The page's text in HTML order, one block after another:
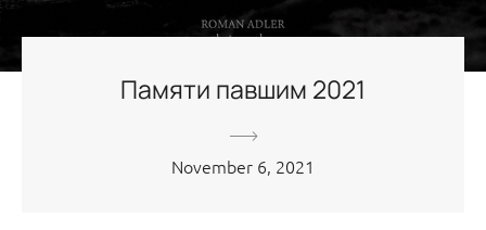
Памяти павшим 2021
November 6, 2021